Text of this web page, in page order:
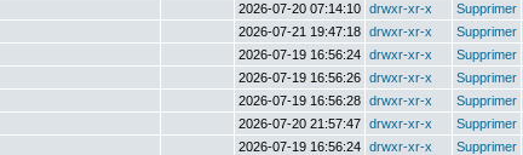
2026-07-20 07:14:10 drwxr-xr-x Supprimer
2026-07-21 19:47:18 drwxr-xr-x Supprimer
2026-07-19 16:56:24 drwxr-xr-x Supprimer
2026-07-19 16:56:26 drwxr-xr-x Supprimer
2026-07-19 16:56:28 drwxr-xr-x Supprimer
2026-07-20 21:57:47 drwxr-xr-x Supprimer
2026-07-19 16:56:24 drwxr-xr-x Supprimer